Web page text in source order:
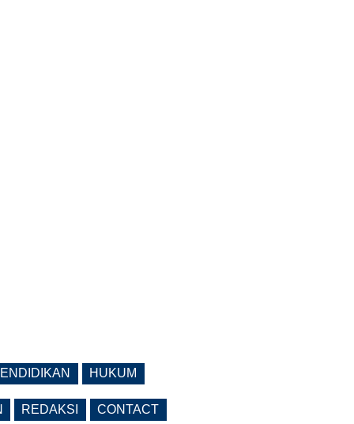
HUKUM
REDAKSI CONTACT